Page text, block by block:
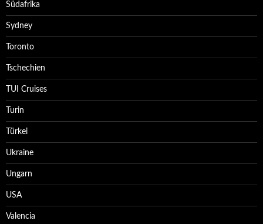
Südafrika
Sydney
Toronto
Tschechien
TUI Cruises
Turin
Türkei
Ukraine
Ungarn
USA
Valencia